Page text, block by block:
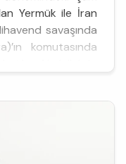
Yermük ile İran
savaşında
komutasında